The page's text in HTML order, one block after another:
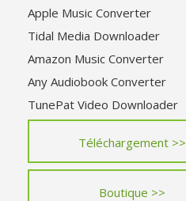
Apple Music Converter
Tidal Media Downloader
Amazon Music Converter
Any Audiobook Converter
TunePat Video Downloader
Téléchargement >>
Boutique >>